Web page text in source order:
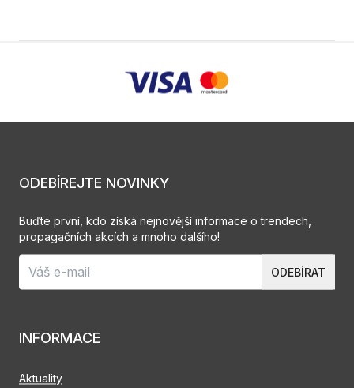
INFORMACE
Aktuality
ODEBÍREJTE NOVINKY
Buďte první, kdo získá nejnovější informace o trendech,
propagačních akcích a mnoho dalšího!
ODEBÍRAT